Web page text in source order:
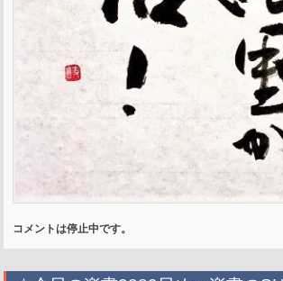
コメントは停止中です。